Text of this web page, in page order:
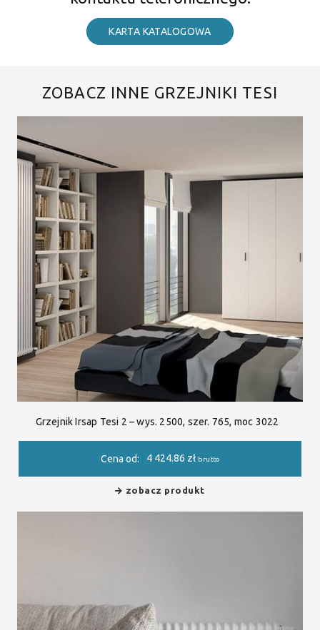
KARTA KATALOGOWA
ZOBACZ INNE GRZEJNIKI TESI
Grzejnik Irsap Tesi 2 – wys. 2500, szer. 765, moc 3022
Cena od: 4 424.86 zł brutto
zobacz produkt